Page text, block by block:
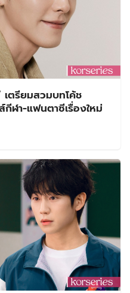
ตรียมสวมบทโค้ช
ฬา-แฟนตาซีเรื่องใหม่